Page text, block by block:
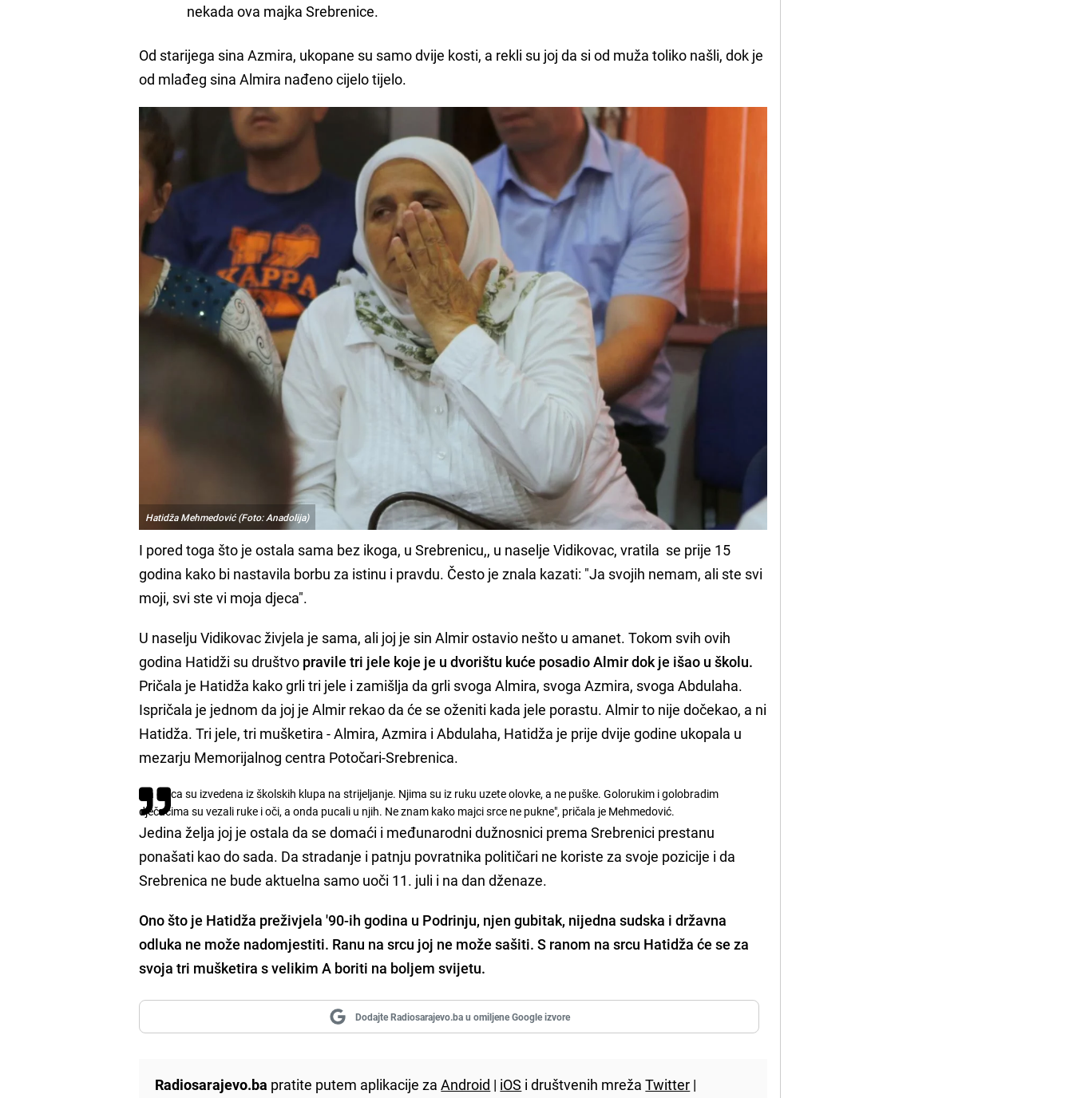
nekada ova majka Srebrenice.
Od starijega sina Azmira, ukopane su samo dvije kosti, a rekli su joj da si od muža toliko našli, dok je
od mlađeg sina Almira nađeno cijelo tijelo.
Hatidža Mehmedović (Foto: Anadolija)
I pored toga što je ostala sama bez ikoga, u Srebrenicu,, u naselje Vidikovac, vratila se prije 15
godina kako bi nastavila borbu za istinu i pravdu. Često je znala kazati: "Ja svojih nemam, ali ste svi
moji, svi ste vi moja djeca".
U naselju Vidikovac živjela je sama, ali joj je sin Almir ostavio nešto u amanet. Tokom svih ovih
godina Hatidži su društvo pravile tri jele koje je u dvorištu kuće posadio Almir dok je išao u školu.
Pričala je Hatidža kako grli tri jele i zamišlja da grli svoga Almira, svoga Azmira, svoga Abdulaha.
Ispričala je jednom da joj je Almir rekao da će se oženiti kada jele porastu. Almir to nije dočekao, a ni
Hatidža. Tri jele, tri mušketira - Almira, Azmira i Abdulaha, Hatidža je prije dvije godine ukopala u
mezarju Memorijalnog centra Potočari-Srebrenica.
"Ta djeca su izvedena iz školskih klupa na strijeljanje. Njima su iz ruku uzete olovke, a ne puške. Golorukim i golobradim
dječacima su vezali ruke i oči, a onda pucali u njih. Ne znam kako majci srce ne pukne", pričala je Mehmedović.
Jedina želja joj je ostala da se domaći i međunarodni dužnosnici prema Srebrenici prestanu
ponašati kao do sada. Da stradanje i patnju povratnika političari ne koriste za svoje pozicije i da
Srebrenica ne bude aktuelna samo uoči 11. juli i na dan dženaze.
Ono što je Hatidža preživjela '90-ih godina u Podrinju, njen gubitak, nijedna sudska i državna
odluka ne može nadomjestiti. Ranu na srcu joj ne može sašiti. S ranom na srcu Hatidža će se za
svoja tri mušketira s velikim A boriti na boljem svijetu.
Dodajte Radiosarajevo.ba u omiljene Google izvore
Radiosarajevo.ba pratite putem aplikacije zaAndroid | iOS i društvenih mrežaTwitter |